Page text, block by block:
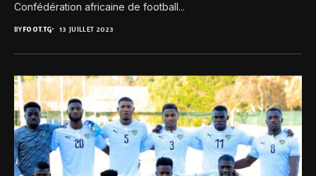
Confédération africaine de football...
BYFOOT.TG 13 JUILLET 2023